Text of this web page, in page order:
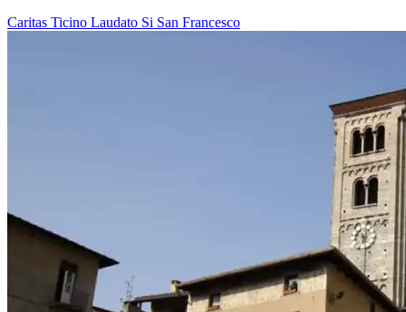
Caritas Ticino Laudato Si San Francesco